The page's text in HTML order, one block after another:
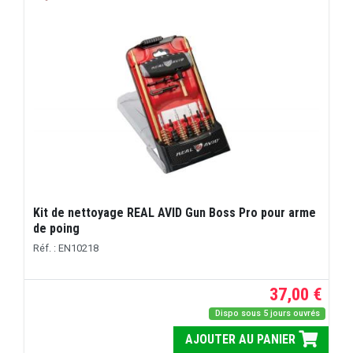
Kit de nettoyage REAL AVID Gun Boss Pro pour arme
de poing
Réf. : EN10218
37,00 €
Dispo sous 5 jours ouvrés
AJOUTER AU PANIER